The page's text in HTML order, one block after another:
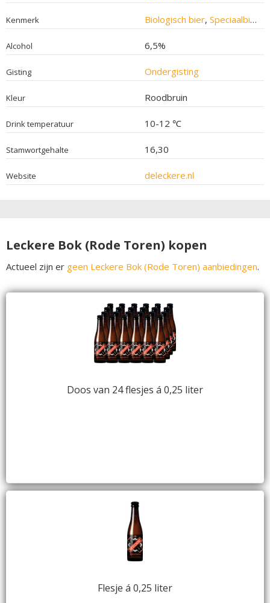
Kenmerk Biologisch bier, Speciaalbier
Alcohol 6,5%
Gisting Ondergisting
Kleur Roodbruin
Drink temperatuur 10-12 ℃
Stamwortgehalte 16,30
Website deleckere.nl
Leckere Bok (Rode Toren) kopen
Actueel zijn er geen Leckere Bok (Rode Toren) aanbiedingen.
Doos van 24 flesjes á 0,25 liter
Flesje á 0,25 liter